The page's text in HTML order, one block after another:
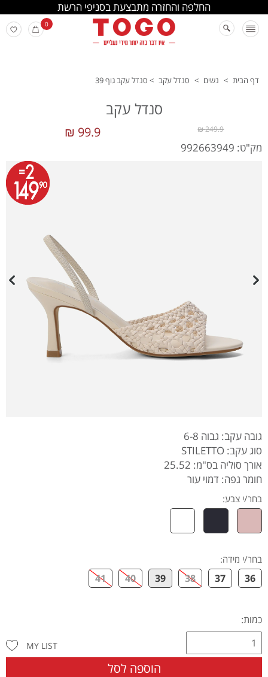
החלפה והחזרה מתבצעת בסניפי הרשת
0
דף הבית > נשים > סנדל עקב > סנדל עקב גוף 39
סנדל עקב
99.9 ₪ 249.9 ₪
מק"ט: 992663949
גובה עקב: גבוה 6-8
סוג עקב: STILETTO
אורך סוליה בס"מ: 25.52
חומר גפה: דמוי עור
בחר/י צבע:
בחר/י מידה:
36
37
38
39
40
41
כמות:
הוספה לסל
MY LIST